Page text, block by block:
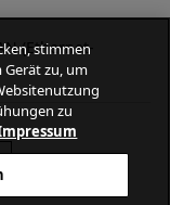
(Ethernet-
stimmen
Gerät zu, um
zu